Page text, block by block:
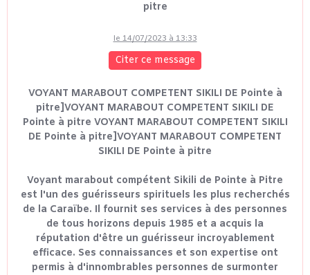
pitre
le 14/07/2023 à 13:33
Citer ce message
VOYANT MARABOUT COMPETENT SIKILI DE Pointe à
pitre]VOYANT MARABOUT COMPETENT SIKILI DE
Pointe à pitre VOYANT MARABOUT COMPETENT SIKILI
DE Pointe à pitre]VOYANT MARABOUT COMPETENT
SIKILI DE Pointe à pitre
Voyant marabout compétent Sikili de Pointe à Pitre
est l'un des guérisseurs spirituels les plus recherchés
de la Caraïbe. Il fournit ses services à des personnes
de tous horizons depuis 1985 et a acquis la
réputation d'être un guérisseur incroyablement
efficace. Ses connaissances et son expertise ont
permis à d'innombrables personnes de surmonter